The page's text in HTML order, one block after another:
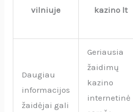
vilniuje
kazino lt
Daugiau
informacijos
žaidėjai gali
Geriausia
žaidimų
kazino
internetinė